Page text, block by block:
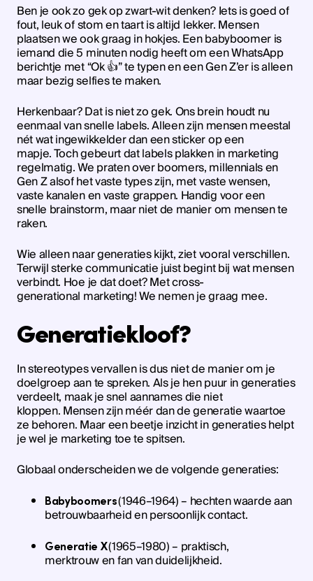
Ben je ook zo gek op zwart-wit denken? Iets is goed of
fout, leuk of stom en taart is altijd lekker. Mensen
plaatsen we ook graag in hokjes. Een babyboomer is
iemand die 5 minuten nodig heeft om een WhatsApp
berichtje met “Ok 👍” te typen en een Gen Z’er is alleen
maar bezig selfies te maken.
Herkenbaar? Dat is niet zo gek. Ons brein houdt nu
eenmaal van snelle labels. Alleen zijn mensen meestal
nét wat ingewikkelder dan een sticker op een
mapje. Toch gebeurt dat labels plakken in marketing
regelmatig. We praten over boomers, millennials en
Gen Z alsof het vaste types zijn, met vaste wensen,
vaste kanalen en vaste grappen. Handig voor een
snelle brainstorm, maar niet de manier om mensen te
raken.
Wie alleen naar generaties kijkt, ziet vooral verschillen.
Terwijl sterke communicatie juist begint bij wat mensen
verbindt. Hoe je dat doet? Met cross-
generational marketing! We nemen je graag mee.
Generatiekloof?
In stereotypes vervallen is dus niet de manier om je
doelgroep aan te spreken. Als je hen puur in generaties
verdeelt, maak je snel aannames die niet
kloppen. Mensen zijn méér dan de generatie waartoe
ze behoren. Maar een beetje inzicht in generaties helpt
je wel je marketing toe te spitsen.
Globaal onderscheiden we de volgende generaties:
Babyboomers(1946–1964) – hechten waarde aan
betrouwbaarheid en persoonlijk contact.
Generatie X(1965–1980) – praktisch,
merktrouw en fan van duidelijkheid.